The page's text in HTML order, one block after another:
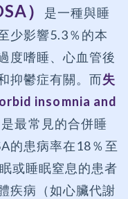
）
是一種與睡
少影響5.3％的本
度嗜睡、心血管後
抑鬱症有關。而失
insomnia and
是最常見的合併睡
的患病率在18％至
或睡眠窒息的患者
疾病（如心臟代謝